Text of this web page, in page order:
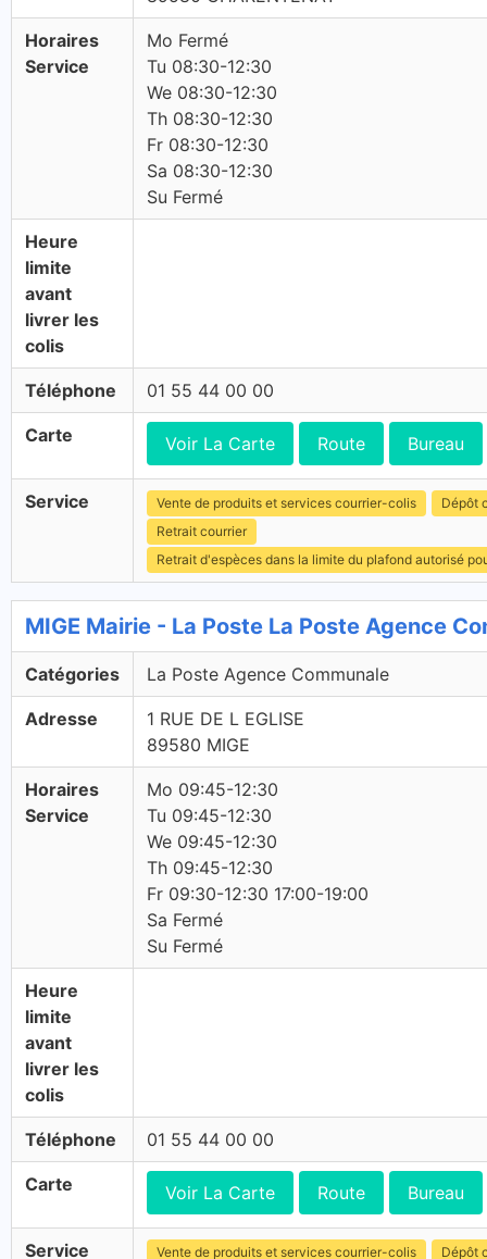
Horaires
Service
Mo Fermé
Tu 08:30-12:30
We 08:30-12:30
Th 08:30-12:30
Fr 08:30-12:30
Sa 08:30-12:30
Su Fermé
Heure
limite
avant
livrer les
colis
Téléphone 01 55 44 00 00
Carte Voir La Carte Route Bureau
Service Vente de produits et services courrier-colis
Dépôt
Retrait courrier
Retrait d'espèces dans la limite du plafond autorisé
MIGE Mairie - La Poste La Poste Agence
Catégories La Poste Agence Communale
Adresse
1 RUE DE L EGLISE
89580 MIGE
Horaires
Service
Mo 09:45-12:30
Tu 09:45-12:30
We 09:45-12:30
Th 09:45-12:30
Fr 09:30-12:30 17:00-19:00
Sa Fermé
Su Fermé
Heure
limite
avant
livrer les
colis
Téléphone 01 55 44 00 00
Carte Voir La Carte Route Bureau
Service Vente de produits et services courrier-colis Dépôt